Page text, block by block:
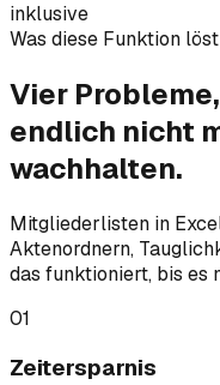
inklusive
Was diese Funktion löst
Vier
endlich nicht
wachhalten.
Mitgliederlisten in
Aktenordnern,
das funktioniert, bis es
01
Zeitersparnis